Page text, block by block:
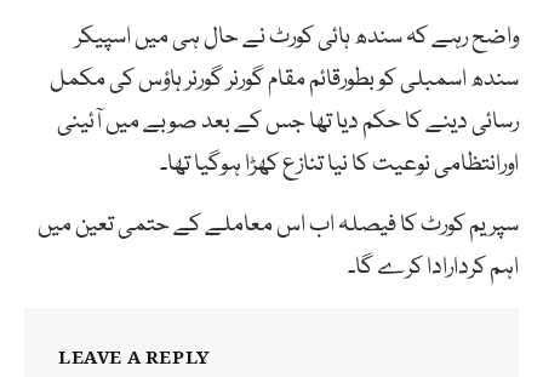
واضح رہے کہ سندھ ہائی کورٹ نے حال ہی میں اسپیکر
سندھ اسمبلی کو بطورقائم مقام گورنر گورنر ہاؤس کی مکمل
رسائی دینے کا حکم دیا تھا جس کے بعد صوبے میں آئینی
اورانتظامی نوعیت کا نیا تنازع کھڑا ہوگیا تھا۔
سپریم کورٹ کا فیصلہ اب اس معاملے کے حتمی تعین میں
اہم کردارادا کرے گا۔
LEAVE A REPLY